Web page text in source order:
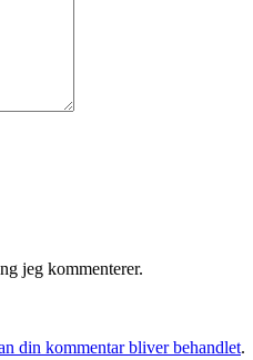
jeg kommenterer.
din kommentar bliver behandlet.